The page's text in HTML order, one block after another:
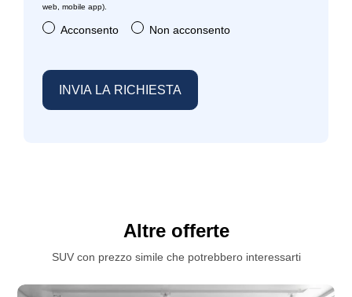
web, mobile app).
Acconsento Non acconsento
Altre offerte
SUV con prezzo simile che potrebbero interessarti